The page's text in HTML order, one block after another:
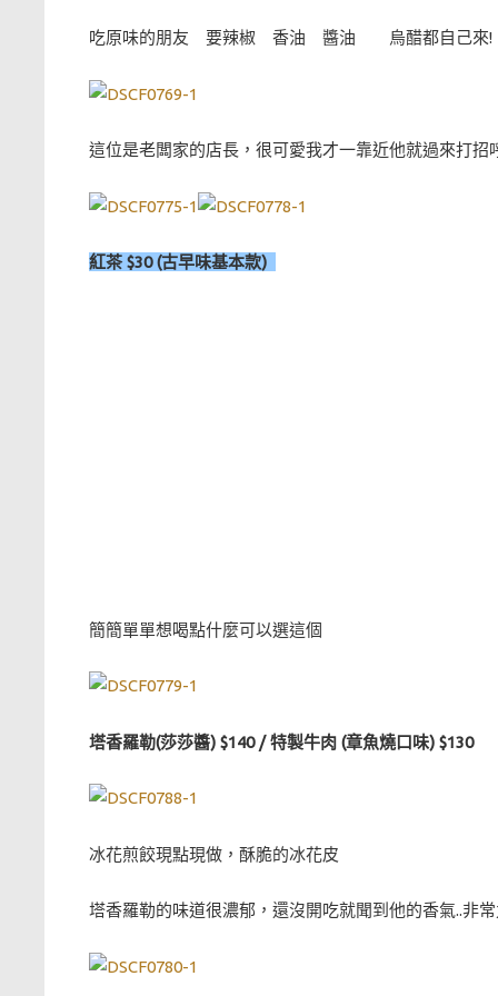
吃原味的朋友 要辣椒 香油 醬油 烏醋都自己來!
這位是老闆家的店長，很可愛我才一靠近他就過來打招
紅茶 $30 (古早味基本款)
簡簡單單想喝點什麼可以選這個
塔香羅勒(莎莎醬) $140 / 特製牛肉 (章魚燒口味) $130
冰花煎餃現點現做，酥脆的冰花皮
塔香羅勒的味道很濃郁，還沒開吃就聞到他的香氣..非